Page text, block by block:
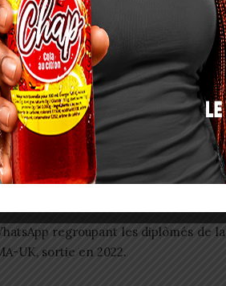
regroupant les diplômés de la
UK, sortie en 2022.